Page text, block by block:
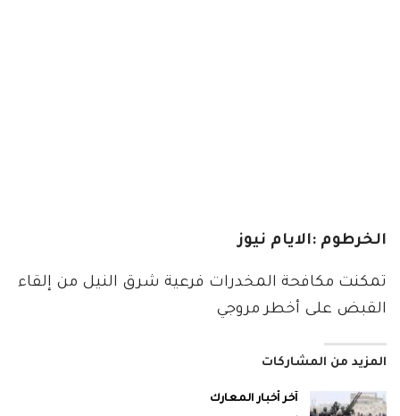
الخرطوم :الايام نيوز
تمكنت مكافحة المخدرات فرعية شرق النيل من إلقاء
القبض على أخطر مروجي
المزيد من المشاركات
آخر أخبار المعارك